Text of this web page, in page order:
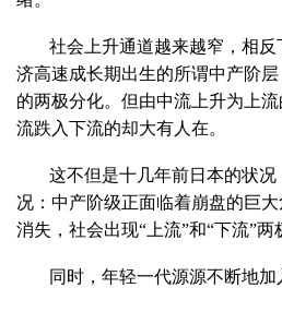
社会上升通道越来越窄，相
济高速成长期出生的所谓中产阶
的两极分化。但由中流上升为上
流跌入下流的却大有人在。
这不但是十几年前日本的状
况：中产阶级正面临着崩盘的巨
消失，社会出现“上流”和“下流”两
同时，年轻一代源源不断地加